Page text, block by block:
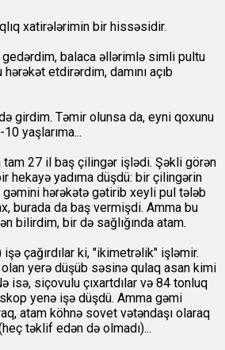
xatirələrimin bir hissəsidir.
balaca əllərimlə simli pultu
etdirərdim, damını açıb
girdim. Təmir olunsa da, eyni qoxunu
yaşlarıma...
tam 27 il baş çilingər işlədi. Şəkli görən
hekayə yadıma düşdü: bir çilingərin
hərəkətə gətirib xeyli pul tələb
burada da baş vermişdi. Amma bu
bilirdim, bir də sağlığında atam.
çağırdılar ki, "ikimetrəlik" işləmir.
yerə düşüb səsinə qulaq asan kimi
isə, siçovulu çıxartdılar və 84 tonluq
yenə işə düşdü. Amma gəmi
atam köhnə sovet vətəndaşı olaraq
təklif edən də olmadı)...